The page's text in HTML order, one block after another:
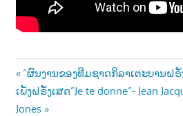
Post
navigation
Previous
Post:
“ຜົນງານຂອງທີມຊາດກິລາເຕະບານຝຣັ່
Next
Post:
ເພັງຝຣັ່ງເສດ”Je te donne”- Jean
Jones